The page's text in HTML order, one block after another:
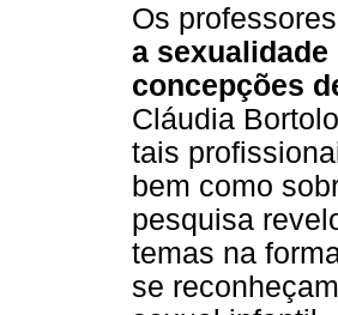
Os
a
concepções
Cláudia
tais
bem como
pesquisa
temas na
se